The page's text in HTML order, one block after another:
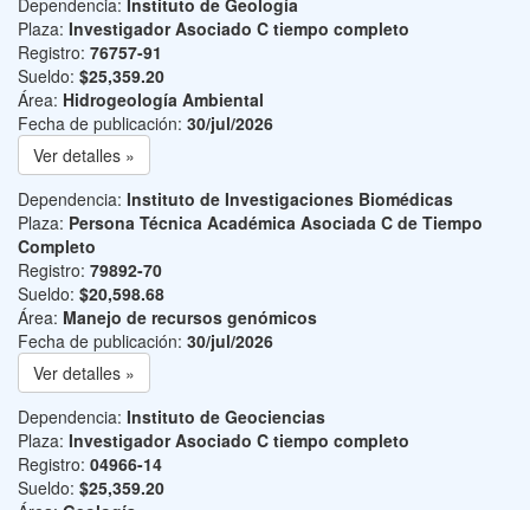
Dependencia: Instituto de Geología
Plaza: Investigador Asociado C tiempo completo
Registro: 76757-91
Sueldo: $25,359.20
Área: Hidrogeología Ambiental
Fecha de publicación: 30/jul/2026
Ver detalles »
Dependencia: Instituto de Investigaciones Biomédicas
Plaza: Persona Técnica Académica Asociada C de Tiempo
Completo
Registro: 79892-70
Sueldo: $20,598.68
Área: Manejo de recursos genómicos
Fecha de publicación: 30/jul/2026
Ver detalles »
Dependencia: Instituto de Geociencias
Plaza: Investigador Asociado C tiempo completo
Registro: 04966-14
Sueldo: $25,359.20